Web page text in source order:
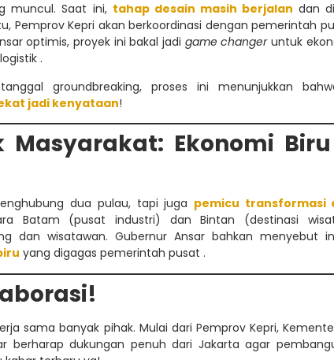
muncul. Saat ini, tahap desain masih berjalan dan
Pemprov Kepri akan berkoordinasi dengan pemerintah
optimis, proyek ini bakal jadi game changeruntuk
.
groundbreaking, proses ini menunjukkan
jadi kenyataan!
Masyarakat: Ekonomi
dua pulau, tapi juga pemicu transformasi
Batam (pusat industri) dan Bintan (destinasi
dan wisatawan. Gubernur Ansar bahkan menyebut
yang digagas pemerintah pusat .
sama banyak pihak. Mulai dari Pemprov Kepri,
berharap dukungan penuh dari Jakarta agar